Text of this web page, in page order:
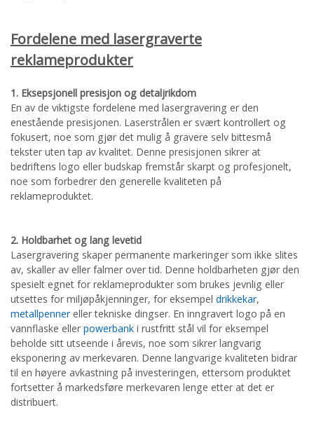
Fordelene med lasergraverte
reklameprodukter
1. Eksepsjonell presisjon og detaljrikdom
En av de viktigste fordelene med lasergravering er den
enestående presisjonen. Laserstrålen er svært kontrollert og
fokusert, noe som gjør det mulig å gravere selv bittesmå
tekster uten tap av kvalitet. Denne presisjonen sikrer at
bedriftens logo eller budskap fremstår skarpt og profesjonelt,
noe som forbedrer den generelle kvaliteten på
reklameproduktet.
2. Holdbarhet og lang levetid
Lasergravering skaper permanente markeringer som ikke slites
av, skaller av eller falmer over tid. Denne holdbarheten gjør den
spesielt egnet for reklameprodukter som brukes jevnlig eller
utsettes for miljøpåkjenninger, for eksempel drikkekar,
metallpennereller tekniske dingser. En inngravert logo på en
vannflaske eller powerbank i rustfritt stål vil for eksempel
beholde sitt utseende i årevis, noe som sikrer langvarig
eksponering av merkevaren. Denne langvarige kvaliteten bidrar
til en høyere avkastning på investeringen, ettersom produktet
fortsetter å markedsføre merkevaren lenge etter at det er
distribuert.